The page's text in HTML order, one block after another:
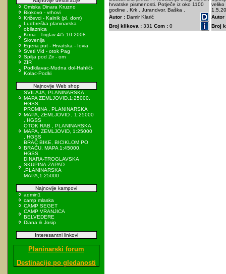
Omiska Dinara Kruzno
Biokovo - vrhovi
Križevci - Kalnik (pl. dom)
Ludbreška planinarska
obilaznica
Krma - Triglav 4/5.10.2008
Slovenija
Egeria put - Hrvatska - Iovia
Sveti Vid - otok Pag
Spilja pod Zir - om
ZIR
Podkilavac-Mudna dol-Hahlići-
Kolac-Podki
Najnovije Web shop
SVILAJA, PLANINARSKA
MAPA ZEMLJOVID,1:25000,
HGSS
PROMINA , PLANINARSKA
MAPA, ZEMLJOVID , 1:25000
, HGSS
OTOK RAB , PLANINARSKA
MAPA, ZEMLJOVID, 1:25000
, HGSS
BRAČ BIKE, BICIKLOM PO
BRAČU, MAPA 1:45000,
HGSS
DINARA-TROGLAVSKA
SKUPINA-ZAPAD
,PLANINARSKA
MAPA,1:25000
Najnovije kampovi
admin1
camp mlaska
CAMP SEGET
CAMP VRANJICA
BELVEDERE
Diana & Josip
Interesantni linkovi
Planinarski forum
Destinacije po gledanosti
hrvatske pismenosti. Potječe iz oko 1100
godine . Krk . Jurandvor. Baška .
Autor : Damir Klarić
Broj klikova : 331 Com : 0
veliko
Autor
Broj